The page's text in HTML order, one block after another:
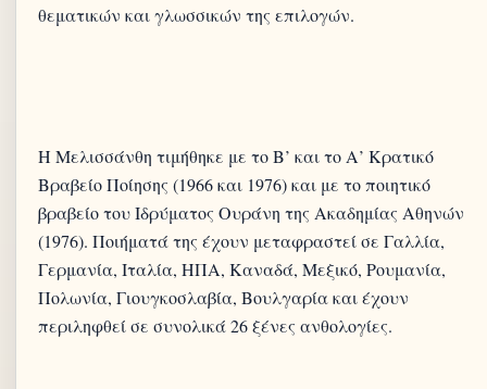
Η Μελισσάνθη τιμήθηκε με το Β’ και το Α’ Κρατικό
Βραβείο Ποίησης (1966 και 1976) και με το ποιητικό
βραβείο του Ιδρύματος Ουράνη της Ακαδημίας Αθηνών
(1976). Ποιήματά της έχουν μεταφραστεί σε Γαλλία,
Γερμανία, Ιταλία, ΗΠΑ, Καναδά, Μεξικό, Ρουμανία,
Πολωνία, Γιουγκοσλαβία, Βουλγαρία και έχουν
περιληφθεί σε συνολικά 26 ξένες ανθολογίες.